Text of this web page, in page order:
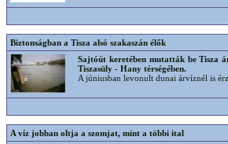
Biztonságban a Tisza alsó szakaszán élők
Sajtóút keretében mutatták be Tisza
Tiszasüly - Hany térségében.
A júniusban levonult dunai árvíznél is
A víz jobban oltja a szomjat, mint a többi ital